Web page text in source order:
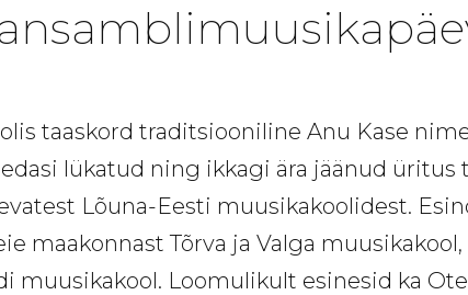
taaskord traditsiooniline Anu Kase
lükatud ning ikkagi ära jäänud üritus
Lõuna-Eesti muusikakoolidest.
maakonnast Tõrva ja Valga
muusikakool. Loomulikult esinesid ka